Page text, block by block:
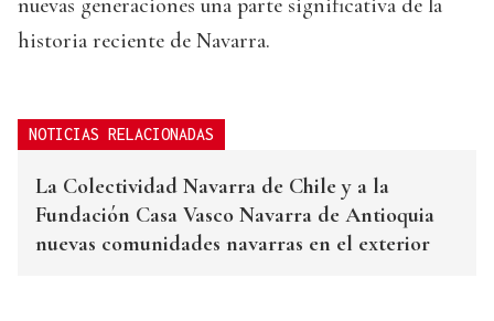
nuevas generaciones una parte significativa de la
historia reciente de Navarra.
NOTICIAS RELACIONADAS
La Colectividad Navarra de Chile y a la
Fundación Casa Vasco Navarra de Antioquia
nuevas comunidades navarras en el exterior